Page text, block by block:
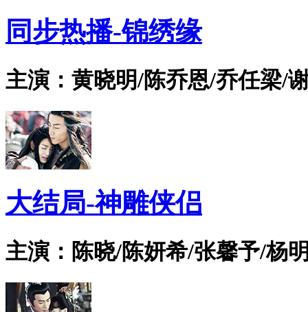
同步热播-锦绣缘
主演：黄晓明/陈乔恩/乔任梁/
大结局-神雕侠侣
主演：陈晓/陈妍希/张馨予/杨